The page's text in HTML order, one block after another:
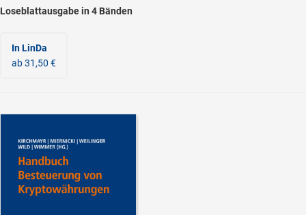
Loseblattausgabe in 4 Bänden
In LinDa
ab 31,50 €